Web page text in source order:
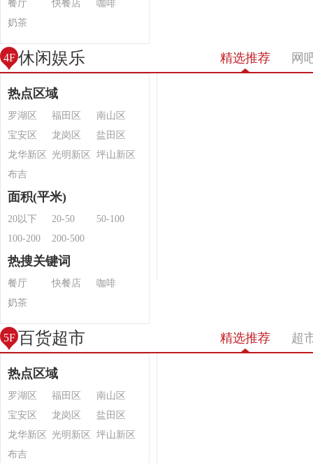
餐厅 快餐店
咖啡
奶茶
4F 休闲娱乐 精选推荐 网
热点区域
罗湖区 福田区
南山区
宝安区
龙岗区
盐田区
龙华新区
光明新区
坪山新区
布吉
面积(平米)
20以下 20-50
50-100
100-200
200-500
热搜关键词
餐厅 快餐店
咖啡
奶茶
5F 百货超市 精选推荐 超
热点区域
罗湖区 福田区
南山区
宝安区
龙岗区
盐田区
龙华新区
光明新区
坪山新区
布吉